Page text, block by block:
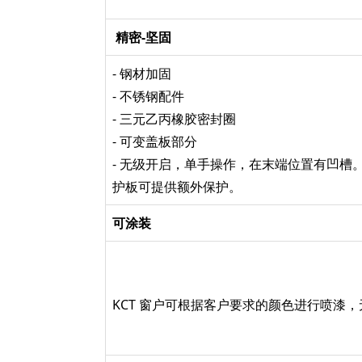
精密-坚固
- 钢材加固
- 不锈钢配件
- 三元乙丙橡胶密封圈
- 可变盖板部分
- 无级开启，单手操作，在末端位置有凹槽。
护板可提供额外保护。
可涂装
KCT 窗户可根据客户要求的颜色进行喷漆，